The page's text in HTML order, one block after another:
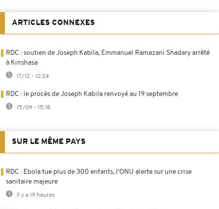
ARTICLES CONNEXES
RDC : soutien de Joseph Kabila, Emmanuel Ramazani Shadary arrêté
à Kinshasa
17/12 - 12:24
RDC : le procès de Joseph Kabila renvoyé au 19 septembre
15/09 - 15:18
SUR LE MÊME PAYS
RDC : Ebola tue plus de 300 enfants, l'ONU alerte sur une crise
sanitaire majeure
Il y a 19 heures